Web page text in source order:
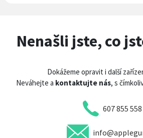
Nenašli jste, co
Dokážeme opravit i další
Neváhejte a kontaktujte nás, s
607 855 558